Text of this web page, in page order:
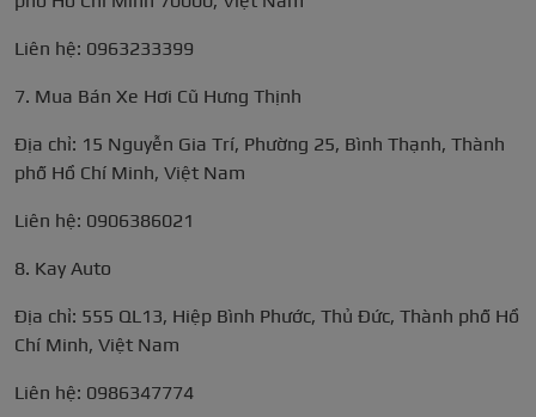
Liên hệ: 0963233399
7. Mua Bán Xe Hơi Cũ Hưng Thịnh
Địa chỉ: 15 Nguyễn Gia Trí, Phường 25, Bình Thạnh, Thành
phố Hồ Chí Minh, Việt Nam
Liên hệ: 0906386021
8. Kay Auto
Địa chỉ: 555 QL13, Hiệp Bình Phước, Thủ Đức, Thành phố Hồ
Chí Minh, Việt Nam
Liên hệ: 0986347774